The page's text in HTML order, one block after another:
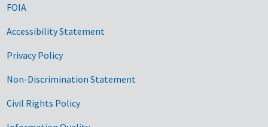
FOIA
Accessibility Statement
Privacy Policy
Non-Discrimination Statement
Civil Rights Policy